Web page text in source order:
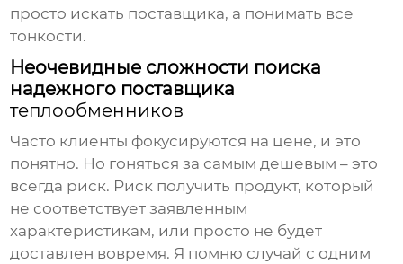
просто искать поставщика, а понимать все
тонкости.
Неочевидные сложности поиска
надежного поставщика
теплообменников
Часто клиенты фокусируются на цене, и это
понятно. Но гоняться за самым дешевым – это
всегда риск. Риск получить продукт, который
не соответствует заявленным
характеристикам, или просто не будет
доставлен вовремя. Я помню случай с одним